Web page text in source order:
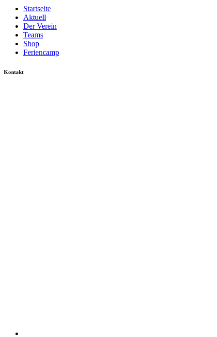
Startseite
Aktuell
Der Verein
Teams
Shop
Feriencamp
Kontakt